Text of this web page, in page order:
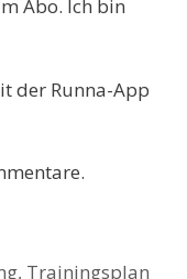
Abo. Ich bin
der Runna-App
, Trainingsplan